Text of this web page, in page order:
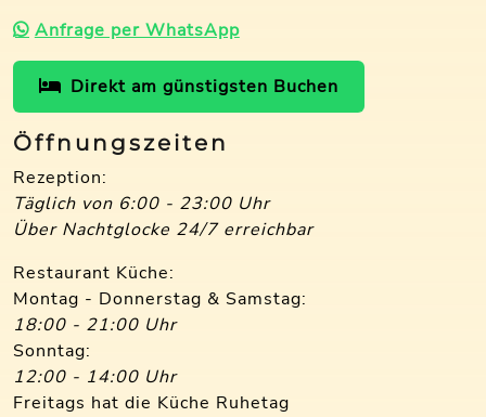
Anfrage per WhatsApp
Direkt am günstigsten Buchen
Öffnungszeiten
Rezeption:
Täglich von 6:00 - 23:00 Uhr
Über Nachtglocke 24/7 erreichbar
Restaurant Küche:
Montag - Donnerstag & Samstag:
18:00 - 21:00 Uhr
Sonntag:
12:00 - 14:00 Uhr
Freitags hat die Küche Ruhetag